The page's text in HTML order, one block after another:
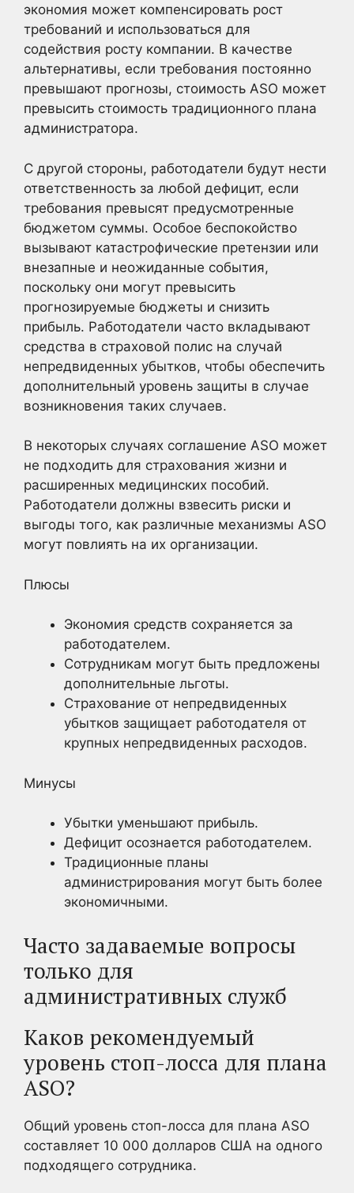
экономия может компенсировать рост
требований и использоваться для
содействия росту компании. В качестве
альтернативы, если требования постоянно
превышают прогнозы, стоимость ASO может
превысить стоимость традиционного плана
администратора.
С другой стороны, работодатели будут нести
ответственность за любой дефицит, если
требования превысят предусмотренные
бюджетом суммы. Особое беспокойство
вызывают катастрофические претензии или
внезапные и неожиданные события,
поскольку они могут превысить
прогнозируемые бюджеты и снизить
прибыль. Работодатели часто вкладывают
средства в страховой полис на случай
непредвиденных убытков, чтобы обеспечить
дополнительный уровень защиты в случае
возникновения таких случаев.
В некоторых случаях соглашение ASO может
не подходить для страхования жизни и
расширенных медицинских пособий.
Работодатели должны взвесить риски и
выгоды того, как различные механизмы ASO
могут повлиять на их организации.
Плюсы
Экономия средств сохраняется за
работодателем.
Сотрудникам могут быть предложены
дополнительные льготы.
Страхование от непредвиденных
убытков защищает работодателя от
крупных непредвиденных расходов.
Минусы
Убытки уменьшают прибыль.
Дефицит осознается работодателем.
Традиционные планы
администрирования могут быть более
экономичными.
Часто задаваемые вопросы
только для
административных служб
Каков рекомендуемый
уровень стоп-лосса для плана
ASO?
Общий уровень стоп-лосса для плана ASO
составляет 10 000 долларов США на одного
подходящего сотрудника.